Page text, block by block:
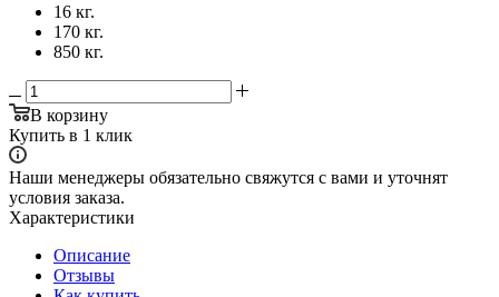
16 кг.
170 кг.
850 кг.
В корзину
Купить в 1 клик
Наши менеджеры обязательно свяжутся с вами и уточнят
условия заказа.
Характеристики
Описание
Отзывы